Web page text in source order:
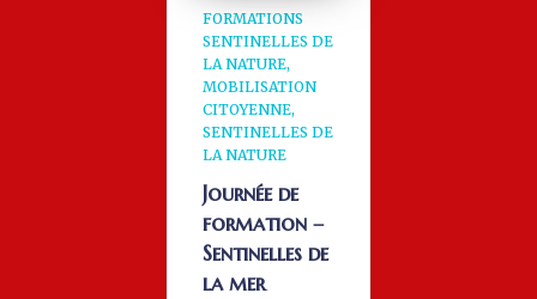
FORMATIONS
SENTINELLES DE
LA NATURE
MOBILISATION
CITOYENNE
SENTINELLES DE
LA NATURE
Journée de
formation –
Sentinelles de
la mer